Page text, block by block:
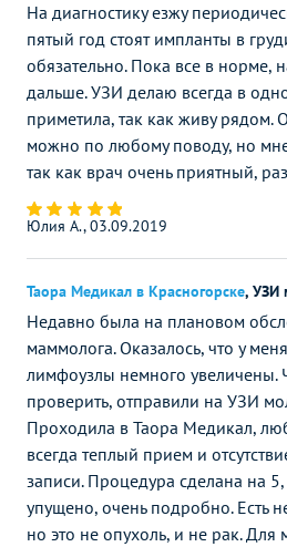
На диагностику езжу
пятый год стоят импланты в
обязательно. Пока все в норме,
дальше. УЗИ делаю всегда в
приметила, так как живу рядом.
можно по любому поводу, но
так как врач очень приятный,
Юлия А., 03.09.2019
Таора Медикал в Красногорске, УЗИ
Недавно была на плановом
маммолога. Оказалось, что у
лимфоузлы немного увеличены.
проверить, отправили на УЗИ
Проходила в Таора Медикал,
всегда теплый прием и
записи. Процедура сделана на
упущено, очень подробно. Есть
но это не опухоль, и не рак. Для